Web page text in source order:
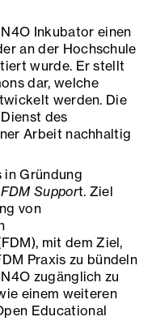
Inkubator einen
an der Hochschule
wurde. Er stellt
dar, welche
werden. Die
des
Arbeit nachhaltig
Gründung
FDM Support. Ziel
von
mit dem Ziel,
Praxis zu bündeln
zugänglich zu
einem weiteren
Educational